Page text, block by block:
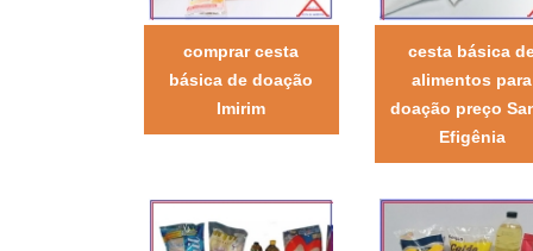
comprar cesta
básica de doação
Imirim
cesta básica
alimentos para
doação preço
Efigênia